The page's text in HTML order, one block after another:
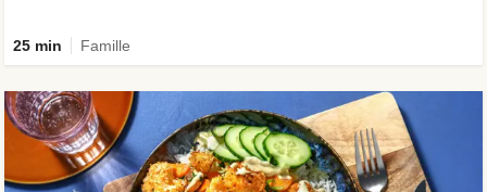
25 min Famille